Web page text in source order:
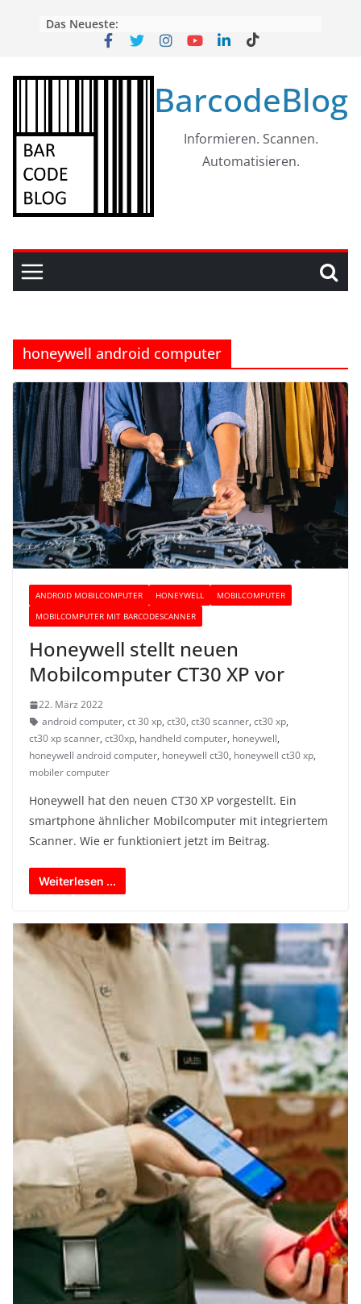
Das Neueste:
BarcodeBlog
Informieren. Scannen.
Automatisieren.
honeywell android computer
ANDROID MOBILCOMPUTER HONEYWELL
MOBILCOMPUTER
MOBILCOMPUTER MIT BARCODESCANNER
Honeywell stellt neuen
Mobilcomputer CT30 XP vor
22. März 2022
android computer, ct 30 xp, ct30, ct30 scanner, ct30 xp,
ct30 xp scanner, ct30xp, handheld computer, honeywell,
honeywell android computer, honeywell ct30, honeywell ct30 xp,
mobiler computer
Honeywell hat den neuen CT30 XP vorgestellt. Ein
smartphone ähnlicher Mobilcomputer mit integriertem
Scanner. Wie er funktioniert jetzt im Beitrag.
Weiterlesen ...